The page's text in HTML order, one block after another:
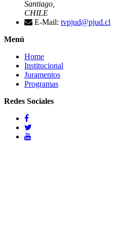
Santiago,
CHILE
E-Mail: tvpjud@pjud.cl
Menú
Home
Institucional
Juramentos
Programas
Redes Sociales